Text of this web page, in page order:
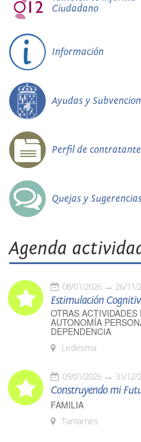
Ciudadano
Información
Ayudas y
Perfil de contratante
Quejas y
Agenda
08/01/2026 26/11/
Estimulación
OTRAS
AUTONOMÍA
DEPENDENCIA
Ledesma
09/01/2026 31/12/
Construyendo mi
FAMILIA
Tamames